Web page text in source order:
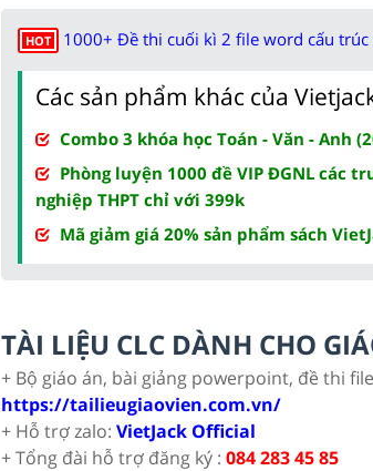
HOT 1000+ Đề thi cuối kì 2 file word cấu
Các sản phẩm khác của
Combo 3 khóa học Toán - Văn - Anh
Phòng luyện 1000 đề VIP ĐGNL các
nghiệp THPT chỉ với 399k
Mã giảm giá 20% sản phẩm sách
TÀI LIỆU CLC DÀNH CHO
+ Bộ giáo án, bài giảng powerpoint, đề thi
https://tailieugiaovien.com.vn/
+ Hỗ trợ zalo: VietJack Official
+ Tổng đài hỗ trợ đăng ký : 084 283 45 85